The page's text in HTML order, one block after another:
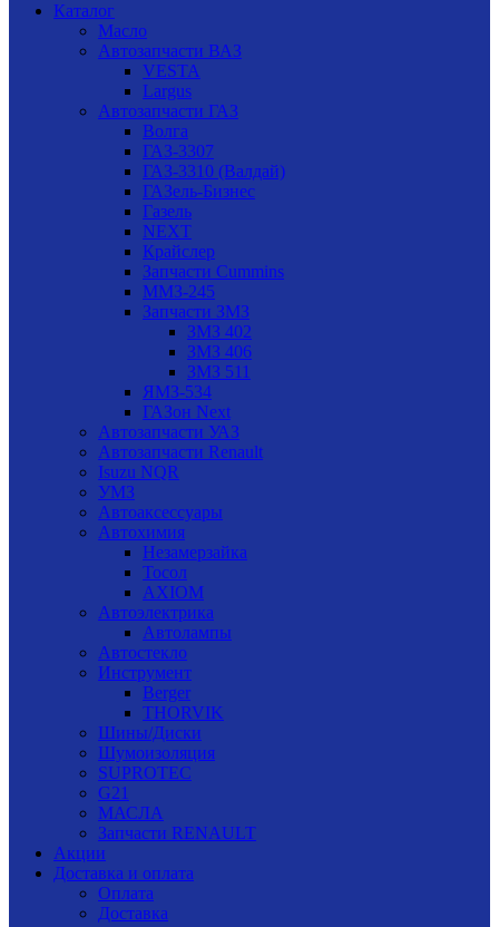
Каталог
Масло
Автозапчасти ВАЗ
VESTA
Largus
Автозапчасти ГАЗ
Волга
ГАЗ-3307
ГАЗ-3310 (Валдай)
ГАЗель-Бизнес
Газель
NEXT
Крайслер
Запчасти Cummins
ММЗ-245
Запчасти ЗМЗ
ЗМЗ 402
ЗМЗ 406
ЗМЗ 511
ЯМЗ-534
ГАЗон Next
Автозапчасти УАЗ
Автозапчасти Renault
Isuzu NQR
УМЗ
Автоаксессуары
Автохимия
Незамерзайка
Тосол
AXIOM
Автоэлектрика
Автолампы
Автостекло
Инструмент
Berger
THORVIK
Шины/Диски
Шумоизоляция
SUPROTEC
G21
МАСЛА
Запчасти RENAULT
Акции
Доставка и оплата
Оплата
Доставка